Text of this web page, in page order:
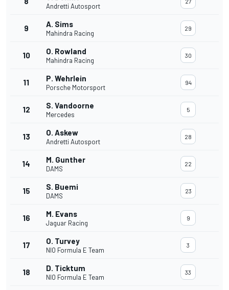
Andretti Autosport
9 A. Sims
Mahindra Racing
29
10 O. Rowland
Mahindra Racing
30
11 P. Wehrlein
Porsche Motorsport
94
12 S. Vandoorne
Mercedes
5
13 O. Askew
Andretti Autosport
28
14 M. Gunther
DAMS
22
15 S. Buemi
DAMS
23
16 M. Evans
Jaguar Racing
9
17 O. Turvey
NIO Formula E Team
3
18 D. Ticktum
NIO Formula E Team
33